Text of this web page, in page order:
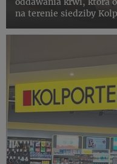
na terenie siedziby
Regionalnym Centrum